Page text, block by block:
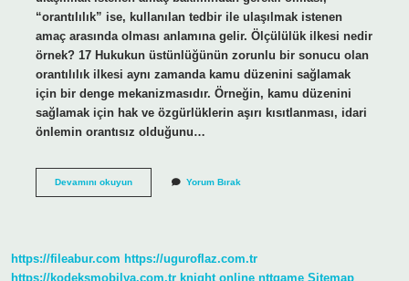
“orantılılık” ise, kullanılan tedbir ile ulaşılmak istenen
amaç arasında olması anlamına gelir. Ölçülülük ilkesi nedir
örnek? 17 Hukukun üstünlüğünün zorunlu bir sonucu olan
orantılılık ilkesi aynı zamanda kamu düzenini sağlamak
için bir denge mekanizmasıdır. Örneğin, kamu düzenini
sağlamak için hak ve özgürlüklerin aşırı kısıtlanması, idari
önlemin orantısız olduğunu…
Devamını okuyunOrantılılık
Yorum Bırak
https://fileabur.com https://uguroflaz.com.tr
https://kodeksmobilya.com.tr knight online nttgame Sitemap